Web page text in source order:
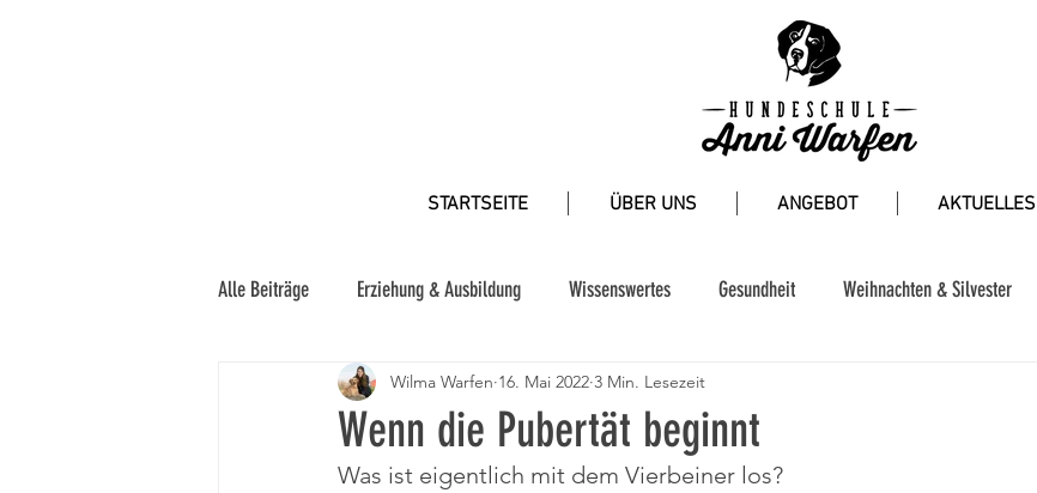
STARTSEITE ÜBER UNS ANGEBOT AKTUELLES
Alle Beiträge Erziehung & Ausbildung Wissenswertes Gesundheit Weihnachten & Silvester
Wenn die Pubertät beginnt
Wilma Warfen 16. Mai 2022 3 Min. Lesezeit
Was ist eigentlich mit dem Vierbeiner los?